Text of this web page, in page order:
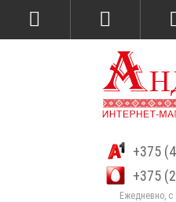
+375
+375
Ежедневно, с